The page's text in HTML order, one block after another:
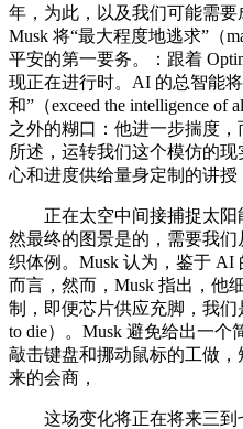
年，为此，以及我们可能需要
Musk 将“最大程度地逃求”（
平安的第一要务。：跟着
现正在进行时。AI 的总智能
和”（exceed the intelligence of
之外的糊口：他进一步揣度
所述，运转我们这个模仿的
心和进度供给量身定制的讲授
正在太空中间接捕捉太阳
然最终的图景是的，需要我
织体例。Musk 认为，鉴于 AI
而言，然而，Musk 指出，他
制，即便芯片供应充脚，我们
to die）。Musk 避免给出一个
敲击键盘和挪动鼠标的工做
来的会商，
这场变化将正在将来三到